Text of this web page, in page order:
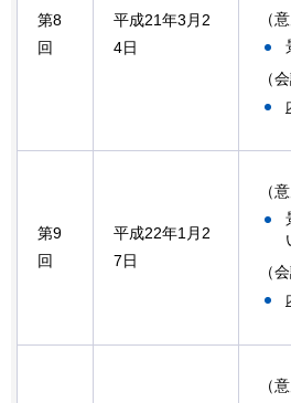
第8
回
平成21年3月2
4日
（
（
第9
回
平成22年1月2
7日
（
（
（